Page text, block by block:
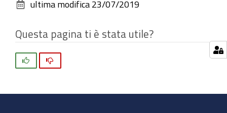
documento
ultima modifica 23/07/2019
Questa pagina ti è stata utile?